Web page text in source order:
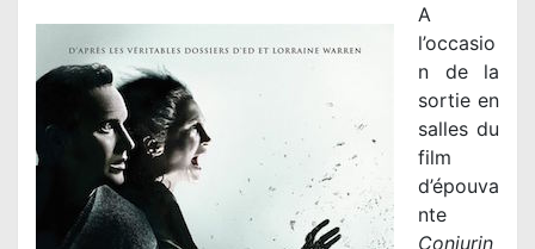
A
l’occasio
n de la
sortie en
salles du
film
d’épouva
nte
Conjurin